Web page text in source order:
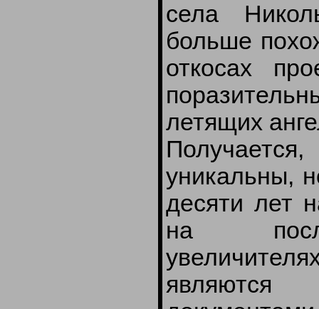
села
больше
откосах
летящих
уникальны,
десяти лет
на
являются